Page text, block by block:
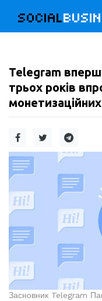
SOCIAL
Telegram
трьох років
Засновник Telegram